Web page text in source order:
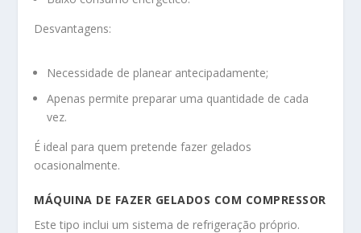
Desvantagens:
Necessidade de planear antecipadamente;
Apenas permite preparar uma quantidade de cada
vez.
É ideal para quem pretende fazer gelados
ocasionalmente.
MÁQUINA DE FAZER GELADOS COM COMPRESSOR
Este tipo inclui um sistema de refrigeração próprio.